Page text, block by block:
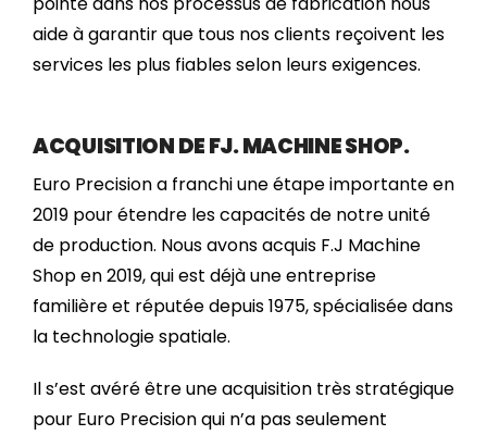
aide à garantir que tous nos clients reçoivent les
services les plus fiables selon leurs exigences.
ACQUISITION DE FJ. MACHINE SHOP.
Euro Precision a franchi une étape importante en
2019 pour étendre les capacités de notre unité
de production. Nous avons acquis F.J Machine
Shop en 2019, qui est déjà une entreprise
familière et réputée depuis 1975, spécialisée dans
la technologie spatiale.
Il s’est avéré être une acquisition très stratégique
pour Euro Precision qui n’a pas seulement